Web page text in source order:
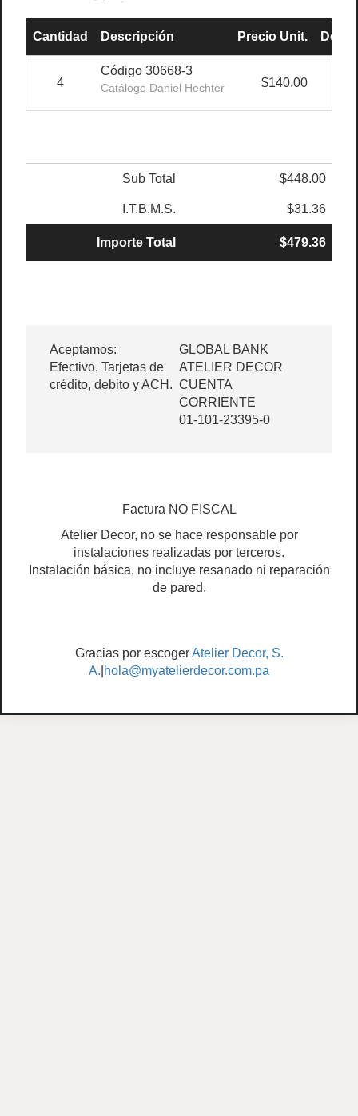
Cantidad Descripción Precio Unit.
4
Código 30668-3
Catálogo Daniel Hechter $140.00
Sub Total $448.00
I.T.B.M.S. $31.36
Importe Total $479.36
Aceptamos:
Efectivo, Tarjetas de
crédito, debito y ACH.
GLOBAL BANK
ATELIER DECOR
CUENTA
CORRIENTE
01-101-23395-0
Factura NO FISCAL
Atelier Decor, no se hace responsable por
instalaciones realizadas por terceros.
Instalación básica, no incluye resanado ni reparación
de pared.
Gracias por escogerAtelier Decor, S.
A. hola@myatelierdecor.com.pa